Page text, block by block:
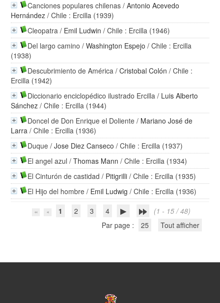
Canciones populares chilenas /Antonio Acevedo
Hernández / Chile : Ercilla (1939)
Cleopatra / Emil Ludwin / Chile : Ercilla (1946)
Del largo camino /Washington Espejo / Chile : Ercilla
(1938)
Descubrimiento de América /Cristobal Colón / Chile :
Ercilla (1942)
Diccionario enciclopédico ilustrado Ercilla / Luis Alberto
Sánchez / Chile : Ercilla (1944)
Doncel de Don Enrique el Doliente / Mariano José de
Larra / Chile : Ercilla (1936)
Duque /Jose Diez Canseco / Chile : Ercilla (1937)
El angel azul /Thomas Mann / Chile : Ercilla (1934)
El Cinturón de castidad / Pitigrilli / Chile : Ercilla (1935)
El Hijo del hombre / Emil Ludwig / Chile : Ercilla (1936)
1
2 3 4
(1 - 15 / 48)
Par page :
25 Tout afficher